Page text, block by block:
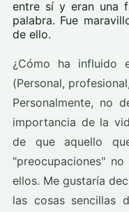
entre sí y eran una
palabra. Fue
de ello.
¿Cómo ha influido
(Personal,
Personalmente, no
importancia de la
de que aquello
"preocupaciones"
ellos. Me gustaría
las cosas sencillas